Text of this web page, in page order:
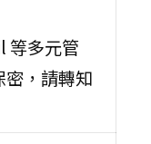
等多元管
，請轉知